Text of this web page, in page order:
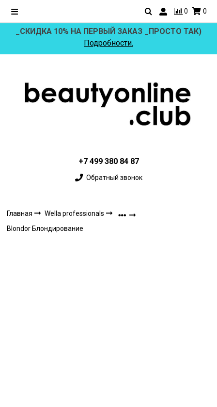
0 0
_СКИДКА 10% НА ПЕРВЫЙ ЗАКАЗ _ПРОСТО ТАК)
Подробности.
+7 499 380 84 87
Обратный звонок
Главная
Wella professionals
Blondor Блондирование